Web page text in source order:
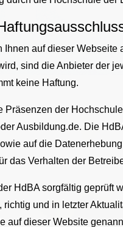
Ihnen auf dieser
sind die Anbieter der
keine Haftung.
Präsenzen der
Ausbildung.de. Die
auf die
das Verhalten der
HdBA sorgfältig geprüft
und in letzter
auf dieser Website